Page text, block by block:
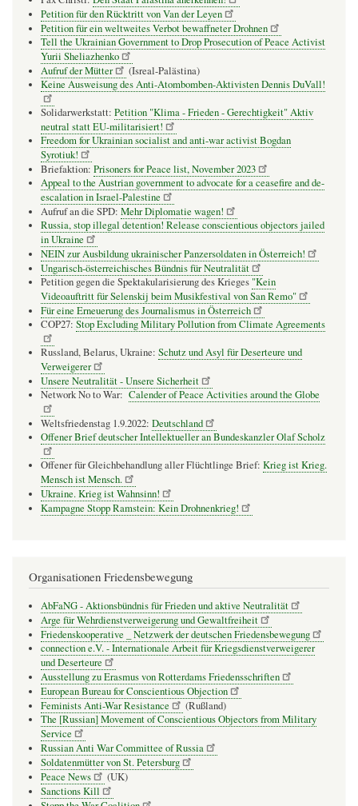
Petition für den Rücktritt von Van der Leyen
Petition für ein weltweites Verbot bewaffneter Drohnen
Tell the Ukrainian Government to Drop Prosecution of Peace Activist
Yurii Sheliazhenko
Aufruf der Mütter
(Isreal-Palästina)
Keine Ausweisung des Anti-Atombomben-Aktivisten Dennis DuVall!
Solidarwerkstatt: Petition "Klima - Frieden - Gerechtigkeit" Aktiv
neutral statt EU-militarisiert!
Freedom for Ukrainian socialist and anti-war activist Bogdan
Syrotiuk!
Briefaktion: Prisoners for Peace list, November 2023
Appeal to the Austrian government to advocate for a ceasefire and de-
escalation in Israel-Palestine
Aufruf an die SPD: Mehr Diplomatie wagen!
Russia, stop illegal detention! Release conscientious objectors jailed
in Ukraine
NEIN zur Ausbildung ukrainischer Panzersoldaten in Österreich!
Ungarisch-österreichisches Bündnis für Neutralität
Petition gegen die Spektakularisierung des Krieges "Kein
Videoauftritt für Selenskij beim Musikfestival von San Remo"
Für eine Erneuerung des Journalismus in Österreich
COP27: Stop Excluding Military Pollution from Climate Agreements
Russland, Belarus, Ukraine: Schutz und Asyl für Deserteure und
Verweigerer
Unsere Neutralität - Unsere Sicherheit
Network No to War: Calender of Peace Activities around the Globe
Weltsfriedenstag 1.9.2022: Deutschland
Offener Brief deutscher Intellektueller an Bundeskanzler Olaf Scholz
Offener für Gleichbehandlung aller Flüchtlinge Brief: Krieg ist Krieg.
Mensch ist Mensch.
Ukraine. Krieg ist Wahnsinn!
Kampagne Stopp Ramstein: Kein Drohnenkrieg!
Organisationen Friedensbewegung
AbFaNG - Aktionsbündnis für Frieden und aktive Neutralität
Arge für Wehrdienstverweigerung und Gewaltfreiheit
Friedenskooperative _ Netzwerk der deutschen Friedensbewegung
connection e.V. - Inter­na­tio­nale Arbeit für Kriegs­dienst­ver­wei­gerer
und Deser­teure
Ausstellung zu Erasmus von Rotterdams Friedensschriften
European Bureau for Conscientious Objection
Feminists Anti-War Resistance
(Rußland)
The [Russian] Movement of Conscientious Objectors from Military
Service
Russian Anti War Committee of Russia
Soldatenmütter von St. Petersburg
Peace News
(UK)
Sanctions Kill